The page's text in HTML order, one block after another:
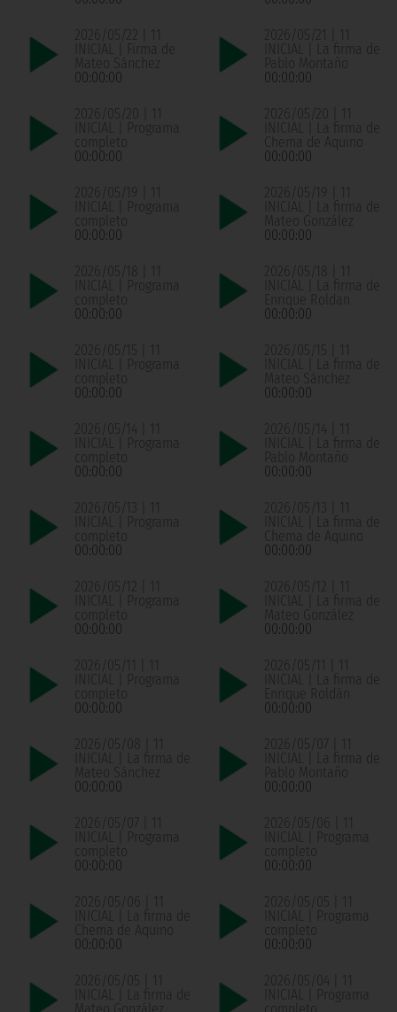
2026/05/22 | 11
INICIAL | Firma de
Mateo Sánchez
00:00:00
2026/05/21 | 11
INICIAL | La firma de
Pablo Montaño
00:00:00
2026/05/20 | 11
INICIAL | Programa
completo
00:00:00
2026/05/20 | 11
INICIAL | La firma de
Chema de Aquino
00:00:00
2026/05/19 | 11
INICIAL | Programa
completo
00:00:00
2026/05/19 | 11
INICIAL | La firma de
Mateo González
00:00:00
2026/05/18 | 11
INICIAL | Programa
completo
00:00:00
2026/05/18 | 11
INICIAL | La firma de
Enrique Roldan
00:00:00
2026/05/15 | 11
INICIAL | Programa
completo
00:00:00
2026/05/15 | 11
INICIAL | La firma de
Mateo Sánchez
00:00:00
2026/05/14 | 11
INICIAL | Programa
completo
00:00:00
2026/05/14 | 11
INICIAL | La firma de
Pablo Montaño
00:00:00
2026/05/13 | 11
INICIAL | Programa
completo
00:00:00
2026/05/13 | 11
INICIAL | La firma de
Chema de Aquino
00:00:00
2026/05/12 | 11
INICIAL | Programa
completo
00:00:00
2026/05/12 | 11
INICIAL | La firma de
Mateo González
00:00:00
2026/05/11 | 11
INICIAL | Programa
completo
00:00:00
2026/05/11 | 11
INICIAL | La firma de
Enrique Roldán
00:00:00
2026/05/08 | 11
INICIAL | La firma de
Mateo Sánchez
00:00:00
2026/05/07 | 11
INICIAL | La firma de
Pablo Montaño
00:00:00
2026/05/07 | 11
INICIAL | Programa
completo
00:00:00
2026/05/06 | 11
INICIAL | Programa
completo
00:00:00
2026/05/06 | 11
INICIAL | La firma de
Chema de Aquino
00:00:00
2026/05/05 | 11
INICIAL | Programa
completo
00:00:00
2026/05/05 | 11
INICIAL | La firma de
2026/05/04 | 11
INICIAL | Programa